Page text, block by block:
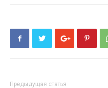
Предыдущая статья